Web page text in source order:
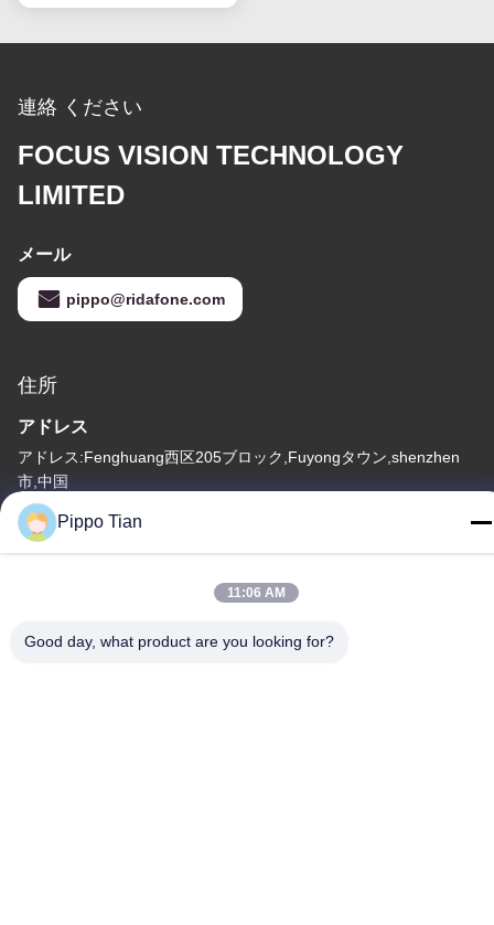
連絡 ください
FOCUS VISION TECHNOLOGY
LIMITED
メール
pippo@ridafone.com
住所
アドレス
アドレス:Fenghuang西区205ブロック,Fuyongタウン,shenzhen
市,中国
テレ
86--13590447319
Pippo Tian
11:06 AM
Good day, what product are you looking for?